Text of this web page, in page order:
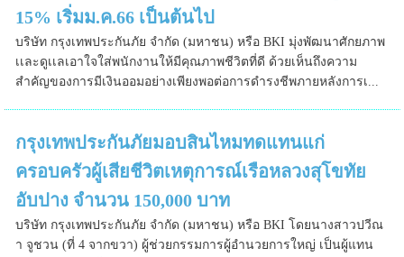
15% เริ่มม.ค.66 เป็นต้นไป
บริษัท กรุงเทพประกันภัย จำกัด (มหาชน) หรือ BKI มุ่งพัฒนาศักยภาพ
เเละดูเเลเอาใจใส่พนักงานให้มีคุณภาพชีวิตที่ดี ด้วยเห็นถึงความ
สำคัญของการมีเงินออมอย่างเพียงพอต่อการดำรงชีพภายหลังการเ...
กรุงเทพประกันภัยมอบสินไหมทดแทนแก่
ครอบครัวผู้เสียชีวิตเหตุการณ์เรือหลวงสุโขทัย
อับปาง จำนวน 150,000 บาท
บริษัท กรุงเทพประกันภัย จำกัด (มหาชน) หรือ BKI โดยนางสาวปวีณ
า จูชวน (ที่ 4 จากขวา) ผู้ช่วยกรรมการผู้อำนวยการใหญ่ เป็นผู้แทน